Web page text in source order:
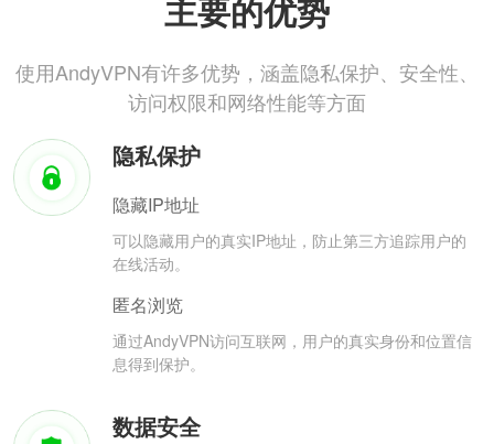
主要的优势
使用AndyVPN有许多优势，涵盖隐私保护、安全性、
访问权限和网络性能等方面
隐私保护
隐藏IP地址
可以隐藏用户的真实IP地址，防止第三方追踪用户的
在线活动。
匿名浏览
通过AndyVPN访问互联网，用户的真实身份和位置信
息得到保护。
数据安全